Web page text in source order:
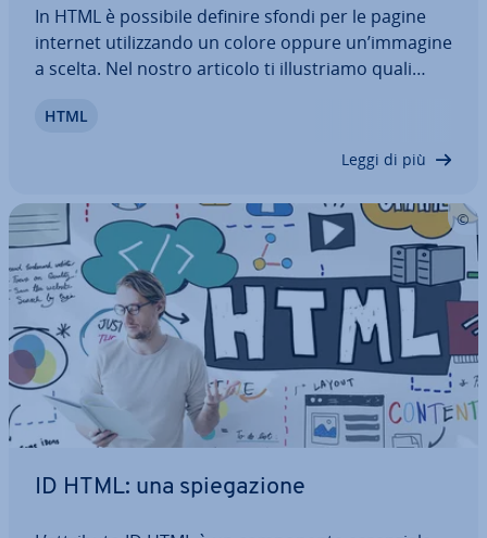
In HTML è possibile definire sfondi per le pagine
internet uti­liz­zan­do un colore oppure un’immagine
a scelta. Nel nostro articolo ti il­lu­stria­mo quali
Inoltre, ti mostriamo come definire nel codice
HTML
Leggi di più
ID HTML: una spie­ga­zio­ne